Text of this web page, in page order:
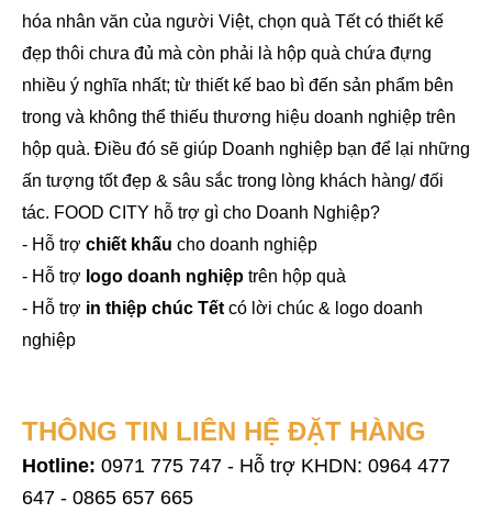
hóa nhân văn của người Việt, chọn quà Tết có thiết kế
đẹp thôi chưa đủ mà còn phải là hộp quà chứa đựng
nhiều ý nghĩa nhất; từ thiết kế bao bì đến sản phẩm bên
trong và không thể thiếu thương hiệu doanh nghiệp trên
hộp quà. Điều đó sẽ giúp Doanh nghiệp bạn để lại những
ấn tượng tốt đẹp & sâu sắc trong lòng khách hàng/ đối
tác. FOOD CITY hỗ trợ gì cho Doanh Nghiệp?
- Hỗ trợ chiết khấu cho doanh nghiệp
- Hỗ trợ ogo doanh nghiệp trên hộp quà
- Hỗ trợ in thiệp chúc Tết có lời chúc & logo doanh
nghiệp
THÔNG TIN LIÊN HỆ ĐẶT HÀNG
Hotline: 0971 775 747 - Hỗ trợ KHDN: 0964 477
647 - 0865 657 665